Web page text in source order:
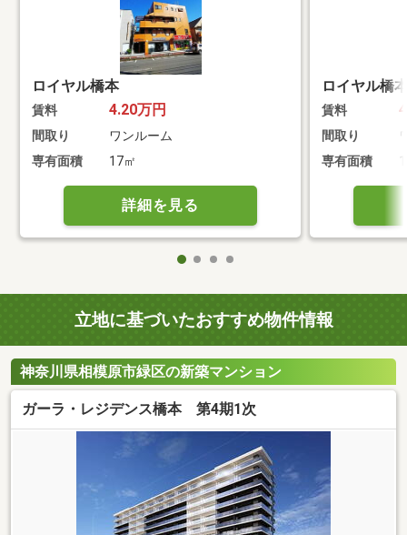
ロイヤル橋本
賃料 4.20万円
間取り
ワンルーム
専有面積
17㎡
詳細を見る
ロイヤル橋
賃料
間取り
専有面積
立地に基づいたおすすめ物件情報
神奈川県相模原市緑区の新築マンション
ガーラ・レジデンス橋本 第4期1次